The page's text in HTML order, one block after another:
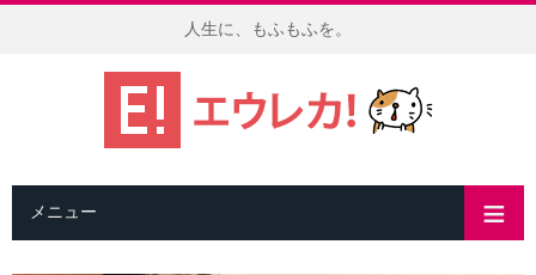
人生に、もふもふを。
メニュー